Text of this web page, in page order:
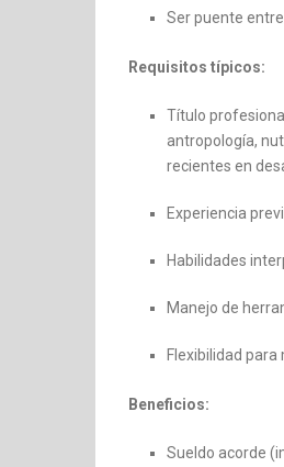
Ser puente
Requisitos típicos:
Título
antropología,
recientes en
Experiencia
Habilidades
Manejo de
Flexibilidad
Beneficios:
Sueldo acorde